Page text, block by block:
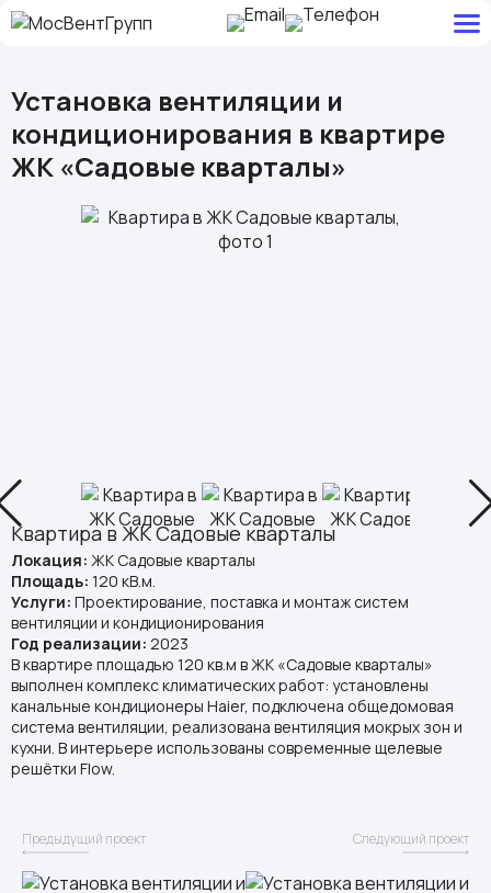
Установка вентиляции и
кондиционирования в квартире
ЖК «Садовые кварталы»
Квартира в ЖК Садовые кварталы
Локация: ЖК Садовые кварталы
Площадь: 120 кВ.м.
Услуги: Проектирование, поставка и монтаж систем
вентиляции и кондиционирования
Год реализации: 2023
В квартире площадью 120 кв.м в ЖК «Садовые кварталы»
выполнен комплекс климатических работ: установлены
канальные кондиционеры Haier, подключена общедомовая
система вентиляции, реализована вентиляция мокрых зон и
кухни. В интерьере использованы современные щелевые
решётки Flow.
Предыдущий проект Следующий проект